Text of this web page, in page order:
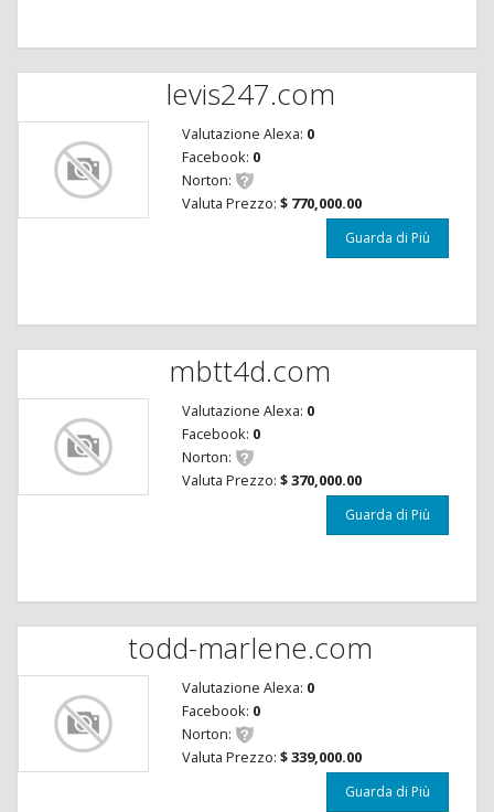
levis247.com
Valutazione Alexa: 0
Facebook: 0
Norton:
Valuta Prezzo: $ 770,000.00
Guarda di Più
mbtt4d.com
Valutazione Alexa: 0
Facebook: 0
Norton:
Valuta Prezzo: $ 370,000.00
Guarda di Più
todd-marlene.com
Valutazione Alexa: 0
Facebook: 0
Norton:
Valuta Prezzo: $ 339,000.00
Guarda di Più